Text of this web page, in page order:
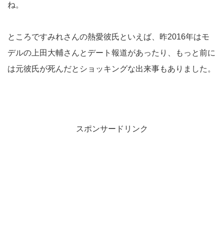
ね。
ところですみれさんの熱愛彼氏といえば、昨2016年はモ
デルの上田大輔さんとデート報道があったり、もっと前に
は元彼氏が死んだとショッキングな出来事もありました。
スポンサードリンク